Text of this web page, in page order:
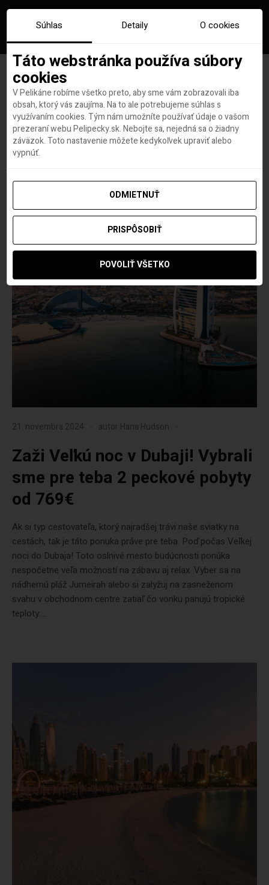
Značka:pobyty dubaj
21. novembra 2024 autor Hana Hudson
Zaži Veľkú noc v Dubaji! Vybrali
sme pre teba 2 peckové pobyty
od 769€
Ak si typ cestovateľa, ktorý najradšej trávi naše sviatky na
cestách, tak je táto ponuka práve pre teba. Poď počas Veľkej
noci do Dubaja! Toto oslnivé mesto budúcnosti ponúka
nespočetne veľa možností na zábavu aj relax. Vyber sa na
nádhernú pláž Jumeirah alebo si zalyžuj na zasneženom
svahu v obchodnom centre zatiaľ čo vonku panujú tropické
teploty....
Súhlas Detaily O cookies
Táto webstránka používa súbory
cookies
V Pelikáne robíme všetko preto, aby sme vám zobrazovali iba
obsah, ktorý vás zaujíma. Na to ale potrebujeme súhlas s
využívaním cookies. Tým nám umožníte používať údaje o vašom
prezeraní webu Pelipecky.sk. Nebojte sa, nejedná sa o žiadny
záväzok. Toto nastavenie môžete kedykoľvek upraviť alebo
vypnúť.
ODMIETNUŤ
PRISPÔSOBIŤ
POVOLIŤ VŠETKO